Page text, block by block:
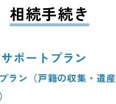
相続手続き
ポートプラン
ラン（戸籍の収集・遺